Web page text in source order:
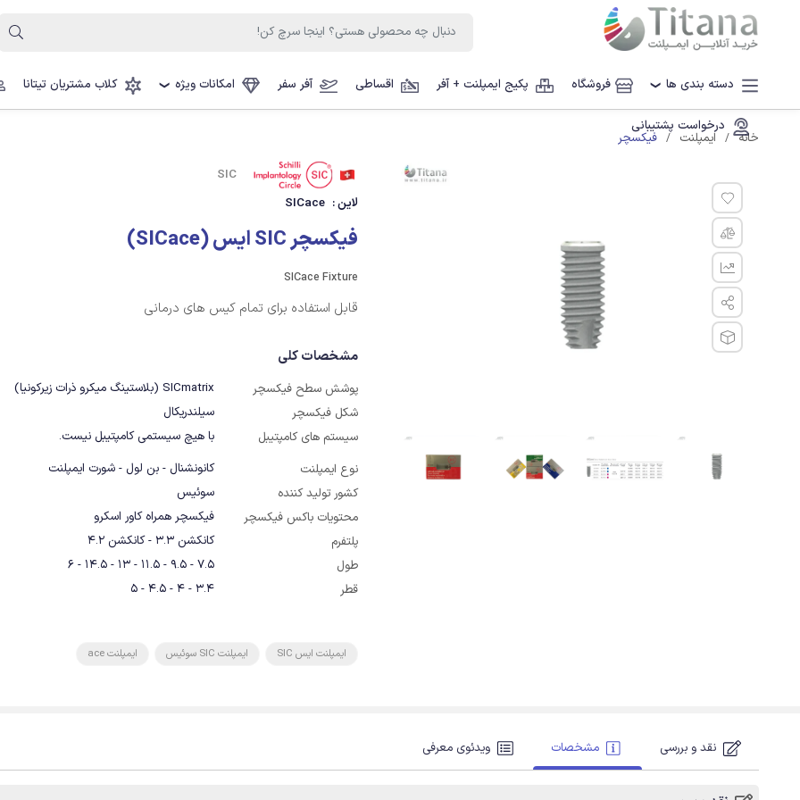
دسته بندی ها ❯ فروشگاه پکیج ایمپلنت + آفر اقساطی آفر سفر امکانات ویژه ❯ کلاب مشتریان تیتانا
درخواست پشتیبانی
خانه ایمپلنت فیکسچر
SIC
لاین : SICace
فیکسچر SIC ایس (SICace)
SICace Fixture
قابل استفاده برای تمام کیس های درمانی
مشخصات کلی
پوشش سطح فیکسچر
SICmatrix (بلاستینگ میکرو ذرات زیرکونیا)
شکل فیکسچر
سیلندریکال
سیستم های کامپتیبل
با هیچ سیستمی کامپتیبل نیست.
نوع ایمپلنت
کانونشنال - بن لول - شورت ایمپلنت
کشور تولید کننده
سوئیس
محتویات باکس فیکسچر
فیکسچر همراه کاور اسکرو
پلتفرم
کانکشن 3.3 - کانکشن 4.2
طول
7.5 - 9.5 - 11.5 - 13 - 14.5 - 6
قطر
3.4 - 4 - 4.5 - 5
ایمپلنت ایس SIC ایمپلنت SIC سوئیس ایمپلنت ace
نقد و بررسی مشخصات ویدئوی معرفی